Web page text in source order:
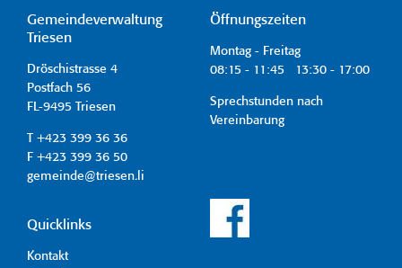
Gemeindeverwaltung
Triesen
Dröschistrasse 4
Postfach 56
FL-9495 Triesen
T +423 399 36 36
F +423 399 36 50
gemeinde@triesen.li
Öffnungszeiten
Montag - Freitag
08:15 - 11:45 13:30 - 17:00
Sprechstunden nach
Vereinbarung
Quicklinks
Kontakt